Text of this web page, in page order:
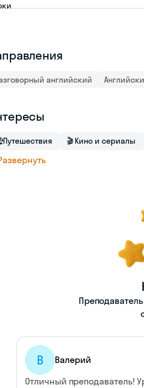
английский
Путешествия 🎬 Кино и сериалы
В Валерий
Отличный преподаватель! Уроки